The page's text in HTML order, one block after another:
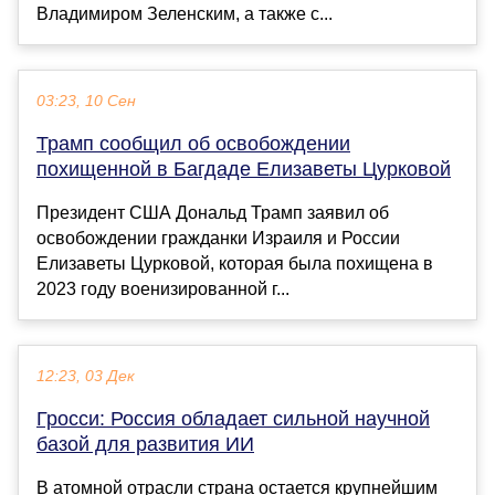
Владимиром Зеленским, а также с...
03:23, 10 Сен
Трамп сообщил об освобождении
похищенной в Багдаде Елизаветы Цурковой
Президент США Дональд Трамп заявил об
освобождении гражданки Израиля и России
Елизаветы Цурковой, которая была похищена в
2023 году военизированной г...
12:23, 03 Дек
Гросси: Россия обладает сильной научной
базой для развития ИИ
В атомной отрасли страна остается крупнейшим